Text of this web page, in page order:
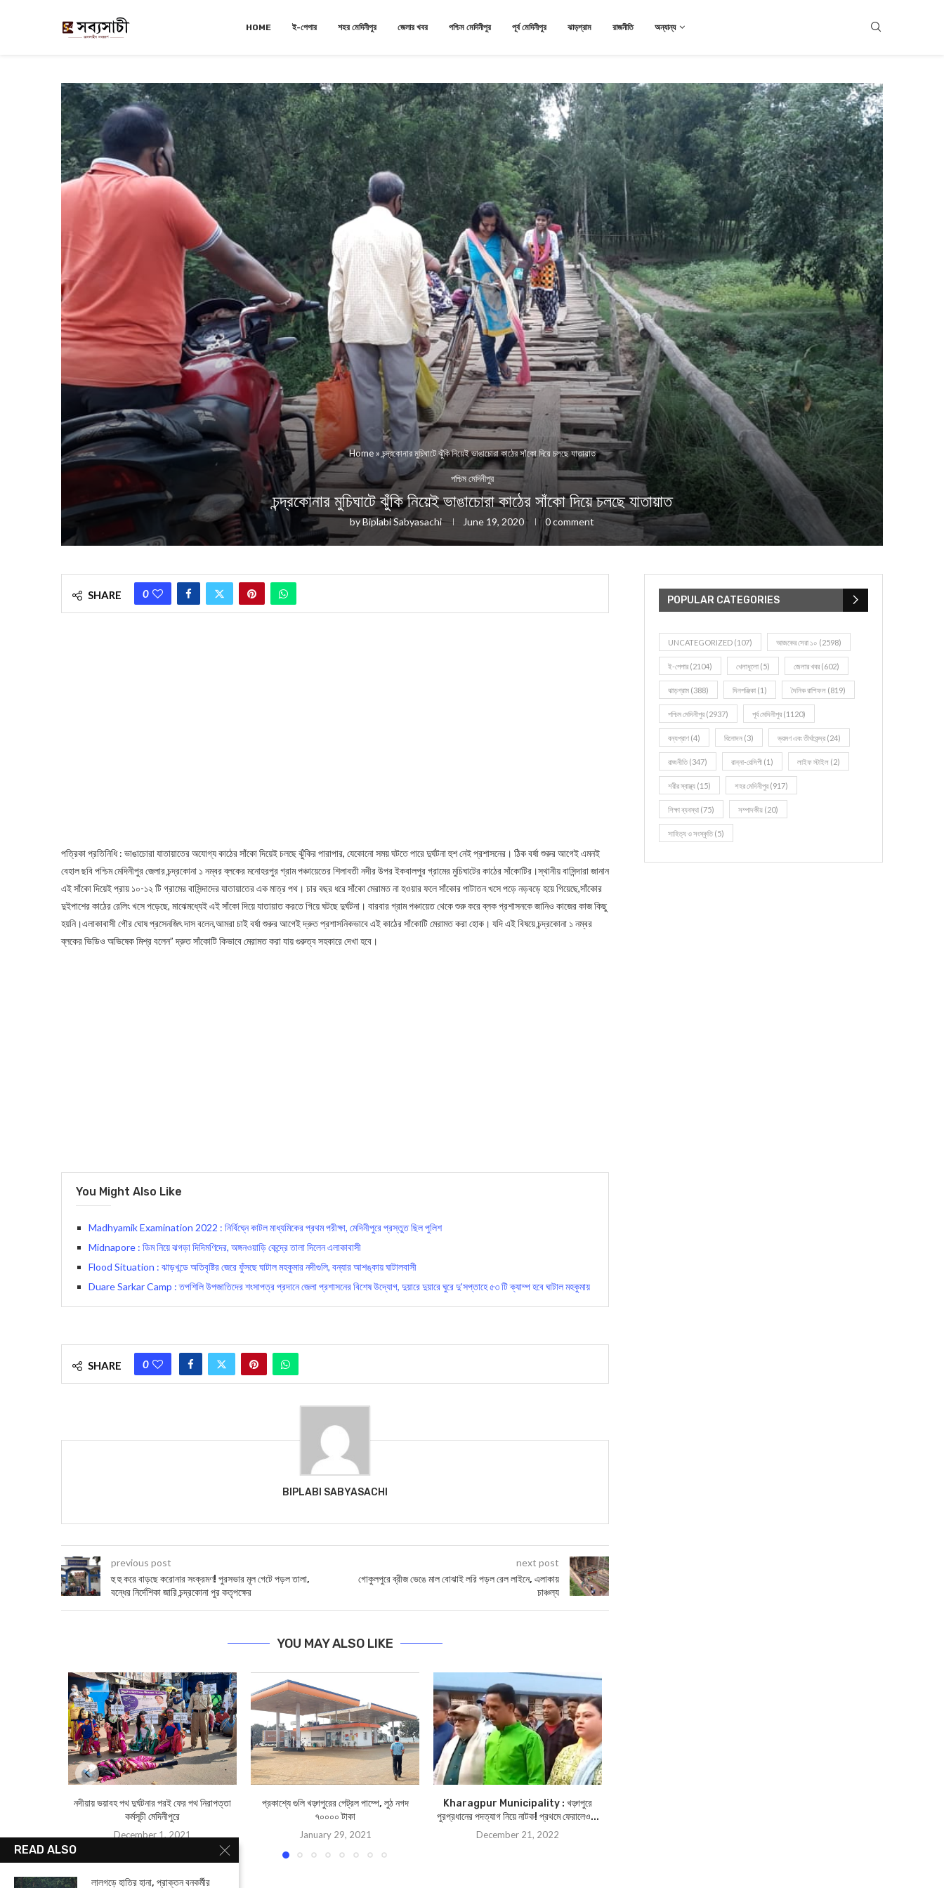
HOME ই-পেপার শহর মেদিনীপুর জেলার খবর পশ্চিম মেদিনীপুর পূর্ব মেদিনীপুর ঝাড়গ্রাম রাজনীতি অন্যান্য
Home» চন্দ্রকোনার মুচিঘাটে ঝুঁকি নিয়েই ভাঙাচোরা কাঠের সাঁকো দিয়ে চলছে যাতায়াত
পশ্চিম মেদিনীপুর
চন্দ্রকোনার মুচিঘাটে ঝুঁকি নিয়েই ভাঙাচোরা কাঠের সাঁকো দিয়ে চলছে যাতায়াত
byBiplabi Sabyasachi June 19, 2020 0 comment
SHARE 0
পত্রিকা প্রতিনিধি : ভাঙাচোরা যাতায়াতের অযোগ্য কাঠের সাঁকো দিয়েই চলছে ঝুঁকির পারাপার, যেকোনো সময় ঘটতে পারে দুর্ঘটনা হুশ নেই প্রশাসনের। ঠিক বর্ষা শুরুর আগেই এমনই
বেহাল ছবি পশ্চিম মেদিনীপুর জেলার চন্দ্রকোনা ১ নম্বর ব্লকের মনোহরপুর গ্রাম পঞ্চায়েতের শিলাবতী নদীর উপর ইকবালপুর গ্রামের মুচিঘাটের কাঠের সাঁকোটির।স্থানীয় বাসিন্দারা জানান
এই সাঁকো দিয়েই প্রায় ১০-১২ টি গ্রামের বাসিন্দাদের যাতায়াতের এক মাত্র পথ। চার বছর ধরে সাঁকো মেরামত না হওয়ার ফলে সাঁকোর পাটাতন খসে পড়ে নড়বড়ে হয়ে গিয়েছে,সাঁকোর
দুইপাশের কাঠের রেলিং খসে পড়েছে, মাঝেমধ্যেই এই সাঁকো দিয়ে যাতায়াত করতে গিয়ে ঘটছে দুর্ঘটনা। বারবার গ্রাম পঞ্চায়েত থেকে শুরু করে ব্লক প্রশাসনকে জানিও কাজের কাজ কিছু
হয়নি।এলাকাবাসী গৌর ঘোষ প্রসেনজিৎ দাস বলেন,আমরা চাই বর্ষা শুরুর আগেই দ্রুত প্রশাসনিকভাবে এই কাঠের সাঁকোটি মেরামত করা হোক। যদি এই বিষয়ে চন্দ্রকোনা ১ নম্বর
ব্লকের ভিডিও অভিষেক মিশ্র বলেন” দ্রুত সাঁকোটি কিভাবে মেরামত করা যায় গুরুত্ব সহকারে দেখা হবে।
You Might Also Like
Madhyamik Examination 2022 : নির্বিঘ্নে কাটল মাধ্যমিকের প্রথম পরীক্ষা, মেদিনীপুরে প্রস্তুত ছিল পুলিশ
Midnapore : ডিম নিয়ে ঝগড়া দিদিমণিদের, অঙ্গনওয়াড়ি কেন্দ্রে তালা দিলেন এলাকাবাসী
Flood Situation : ঝাড়খন্ডে অতিবৃষ্টির জেরে ফুঁসছে ঘাটাল মহকুমার নদীগুলি, বন্যার আশঙ্কায় ঘাটালবাসী
Duare Sarkar Camp : তপশিলি উপজাতিদের শংসাপত্র প্রদানে জেলা প্রশাসনের বিশেষ উদ্যোগ, দুয়ারে দুয়ারে ঘুরে দু’সপ্তাহে ৫৩ টি ক্যাম্প হবে ঘাটাল মহকুমায়
SHARE 0
BIPLABI SABYASACHI
previous post
হু হু করে বাড়ছে করোনার সংক্রমণ! পুরসভার মূল গেটে পড়ল তালা,
বন্ধের নির্দেশিকা জারি চন্দ্রকোনা পুর কতৃপক্ষের
next post
গোকুলপুরে ব্রীজ ভেঙে মাল বোঝাই লরি পড়ল রেল লাইনে, এলাকায়
চাঞ্চল্য
YOU MAY ALSO LIKE
নদীয়ায় ভয়াবহ পথ দুর্ঘটনার পরই ফের পথ নিরাপত্তা
কর্মসূচী মেদিনীপুরে
December 1, 2021
প্রকাশ্যে গুলি খড়্গপুরের পেট্রল পাম্পে, লুঠ নগদ
৭০০০০ টাকা
January 29, 2021
Kharagpur Municipality : খড়্গপুরে
পুরপ্রধানের পদত্যাগ নিয়ে নাটক! প্রথমে ফেরালেও...
December 21, 2022
POPULAR CATEGORIES
UNCATEGORIZED (107) আজকের সেরা ১০ (2598)
ই-পেপার (2104) খেলাধূলো (5) জেলার খবর (602)
ঝাড়গ্রাম (388) দিনপঞ্জিকা (1) দৈনিক রাশিফল (819)
পশ্চিম মেদিনীপুর (2937) পূর্ব মেদিনীপুর (1120)
বন্যপ্রাণ (4) বিনোদন (3) ভ্রমণ এবং তীর্থকেন্দ্র (24)
রাজনীতি(347) রান্না-রেসিপী (1) লাইফ স্টাইল (2)
শরীর স্বাস্থ্য (15) শহর মেদিনীপুর (917)
শিক্ষা ব্যবস্থা (75) সম্পাদকীয় (20)
সাহিত্য ও সংস্কৃতি(5)
READ ALSO
লালগড়ে হাতির হানা, প্রাক্তন বনকর্মীর